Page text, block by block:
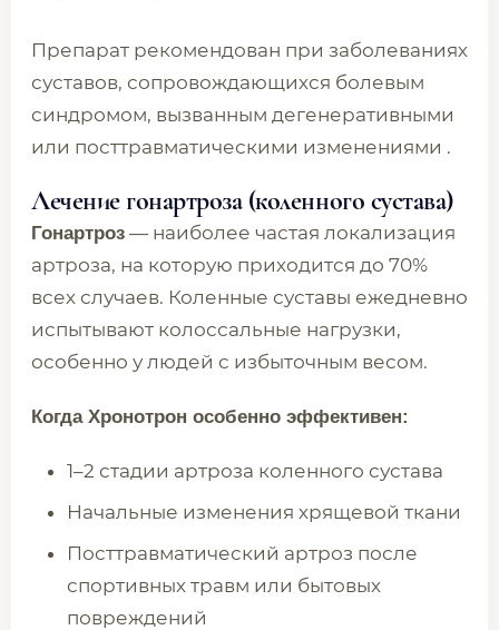
Препарат рекомендован при заболеваниях
суставов, сопровождающихся болевым
синдромом, вызванным дегенеративными
или посттравматическими изменениями .
Лечение гонартроза (коленного сустава)
Гонартроз — наиболее частая локализация
артроза, на которую приходится до 70%
всех случаев. Коленные суставы ежедневно
испытывают колоссальные нагрузки,
особенно у людей с избыточным весом.
Когда Хронотрон особенно эффективен:
1–2 стадии артроза коленного сустава
Начальные изменения хрящевой ткани
Посттравматический артроз после
спортивных травм или бытовых
повреждений